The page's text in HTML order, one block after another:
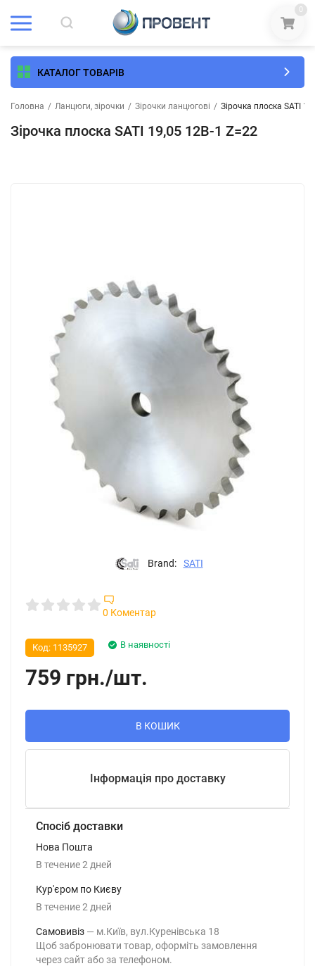
0
КАТАЛОГ ТОВАРІВ
Головна / Ланцюги, зірочки / Зірочки ланцюгові / Зірочка плоска SATI
Зірочка плоска SATI 19,05 12B-1 Z=22
Brand: SATI
0 Коментар
В наявності
Код: 1135927
759 грн./шт.
В КОШИК
Інформація про доставку
Спосіб доставки
Нова Пошта
В течение2 дней
Кур'єром по Києву
В течение2 дней
Самовивіз
м.Київ, вул.Куренівська 18
Щоб забронювати товар, оформіть замовлення
через сайт або за телефоном.